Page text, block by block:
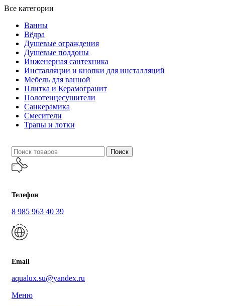
Все категории
Ванны
Вёдра
Душевые ограждения
Душевые поддоны
Инженерная сантехника
Инсталляции и кнопки для инсталляций
Мебель для ванной
Плитка и Керамогранит
Полотенцесушители
Санкерамика
Смесители
Трапы и лотки
Поиск
Телефон
8 985 963 40 39
Email
aqualux.su@yandex.ru
Меню